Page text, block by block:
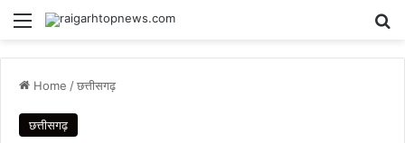
Menu
Home /छत्तीसगढ़
छत्तीसगढ़